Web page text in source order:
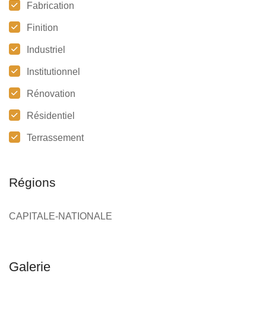
Fabrication
Finition
Industriel
Institutionnel
Rénovation
Résidentiel
Terrassement
Régions
CAPITALE-NATIONALE